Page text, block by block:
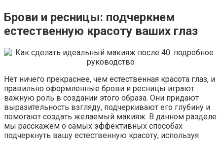
Брови и ресницы: подчеркнем
естественную красоту ваших глаз
Нет ничего прекраснее, чем естественная красота глаз, и
правильно оформленные брови и ресницы играют
важную роль в создании этого образа. Они придают
выразительность взгляду, подчеркивают его глубину и
помогают создать желаемый макияж. В данном разделе
мы расскажем о самых эффективных способах
подчеркнуть вашу естественную красоту, используя